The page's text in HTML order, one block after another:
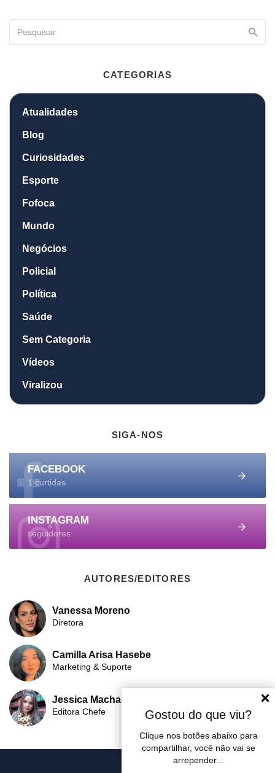
CATEGORIAS
Atualidades
Blog
Curiosidades
Esporte
Fofoca
Mundo
Negócios
Policial
Política
Saúde
Sem Categoria
Vídeos
Viralizou
SIGA-NOS
FACEBOOK
1 curtidas
INSTAGRAM
seguidores
AUTORES/EDITORES
Vanessa Moreno
Diretora
Camilla Arisa Hasebe
Marketing & Suporte
Jessica Machado
Editora Chefe Gostou do que viu?
Clique nos botões abaixo para
compartilhar, você não vai se
arrepender...